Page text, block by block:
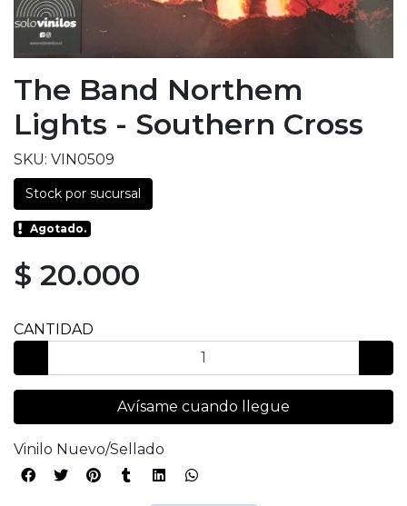
The Band Northem
Lights - Southern Cross
SKU: VIN0509
Stock por sucursal
Agotado.
$ 20.000
CANTIDAD
Avísame cuando llegue
Vinilo Nuevo/Sellado